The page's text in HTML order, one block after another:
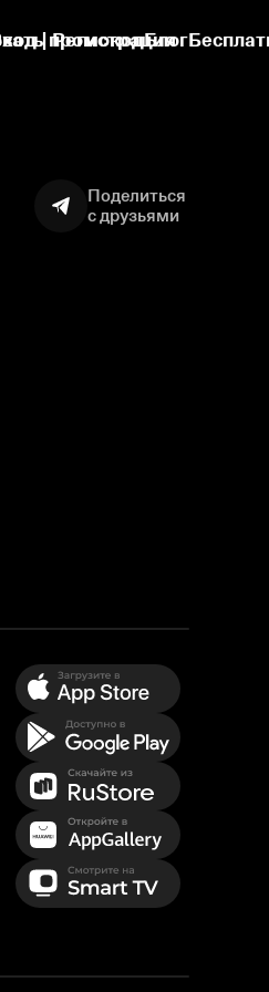
промокодБлог
| Регистрация
Поделиться
с друзьями